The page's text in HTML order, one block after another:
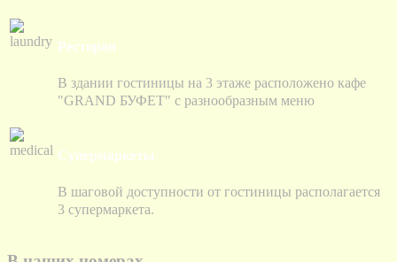
Ресторан
В здании гостиницы на 3 этаже расположено кафе
"GRAND БУФЕТ" с разнообразным меню
Супермаркеты
В шаговой доступности от гостиницы располагается
3 супермаркета.